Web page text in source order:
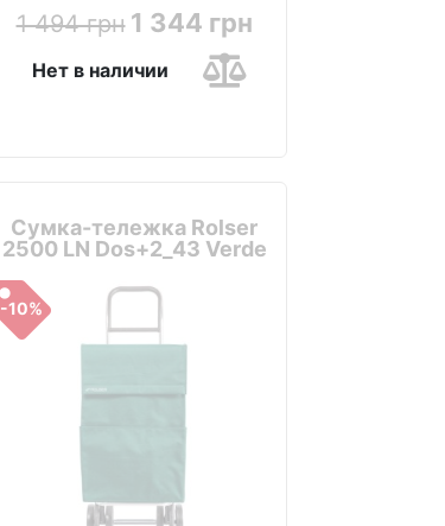
1 494 грн 1 344 грн
Нет в наличии
Сумка-тележка Rolser
2500 LN Dos+2_43 Verde
-10%